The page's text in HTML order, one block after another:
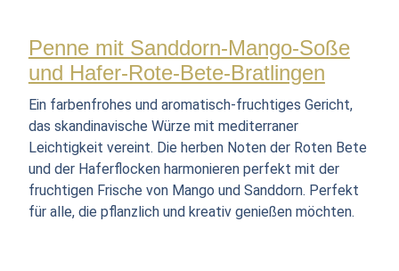
Penne mit Sanddorn-Mango-Soße
und Hafer-Rote-Bete-Bratlingen
Ein farbenfrohes und aromatisch-fruchtiges Gericht,
das skandinavische Würze mit mediterraner
Leichtigkeit vereint. Die herben Noten der Roten Bete
und der Haferflocken harmonieren perfekt mit der
fruchtigen Frische von Mango und Sanddorn. Perfekt
für alle, die pflanzlich und kreativ genießen möchten.